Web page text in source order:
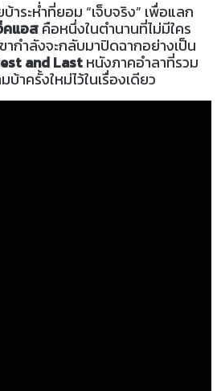
ระห่ำที่ยอม “เจ็บจริง” เพื่อแลก
คแอสคือหนึ่งในตำนานที่ไม่มีใคร
ากำลังจะกลับมาปิดฉากอย่างเป็น
and Lastหนังภาคอำลาที่รวม
าครั้งใหม่ไว้ในเรื่องเดียว